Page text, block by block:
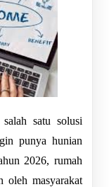
satu solusi
punya hunian
2026, rumah
oleh masyarakat